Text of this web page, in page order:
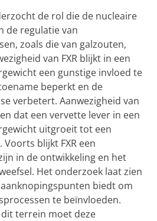
de rol die de nucleaire
de regulatie van
zoals die van galzouten,
van FXR blijkt in een
een gunstige invloed te
beperkt en de
verbetert. Aanwezigheid van
dat een vervette lever in een
uitgroeit tot een
blijkt FXR een
in de ontwikkeling en het
Het onderzoek laat zien
biedt om
te beïnvloeden.
terrein moet deze